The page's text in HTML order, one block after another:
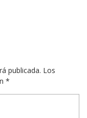
publicada. Los
*